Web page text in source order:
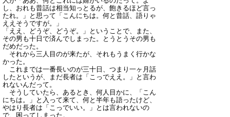
し、おれも昔話は相当知っとるが、飽きるほど言っ
たれ。」と思って「こんにちは。何と昔話、語りゃ
ええそうですが。」
「ええ、どうぞ、どうぞ。」ということで、また、
その男も十日で済んでしまった。とうとうその男も
だめだった。
それから三人目のが来たが、それもうまく行かな
かった。
これまでは一番長いのが三十日、つまり一ヶ月話
したというが、まだ長者は「こっでええ。」と言わ
れないんだって。
そうしていたら、あるとき、何人目かに、「こん
にちは。」と入って来て、何と半年も語ったけど、
やはり長者は「こっでいい。」とは言われないの
で、困ってしまった。